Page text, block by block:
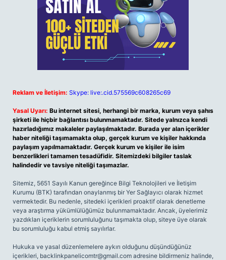
Reklam ve İletişim: Skype: live:.cid.575569c608265c69
Yasal Uyarı: Bu internet sitesi, herhangi bir marka, kurum veya şahıs
şirketi ile hiçbir bağlantısı bulunmamaktadır. Sitede yalnızca kendi
hazırladığımız makaleler paylaşılmaktadır. Burada yer alan içerikler
haber niteliği taşımamakta olup, gerçek kurum ve kişiler hakkında
paylaşım yapılmamaktadır. Gerçek kurum ve kişiler ile isim
benzerlikleri tamamen tesadüfidir. Sitemizdeki bilgiler taslak
halindedir ve tavsiye niteliği taşımazlar.
Sitemiz, 5651 Sayılı Kanun gereğince Bilgi Teknolojileri ve İletişim
Kurumu (BTK) tarafından onaylanmış bir Yer Sağlayıcı olarak hizmet
vermektedir. Bu nedenle, sitedeki içerikleri proaktif olarak denetleme
veya araştırma yükümlülüğümüz bulunmamaktadır. Ancak, üyelerimiz
yazdıkları içeriklerin sorumluluğunu taşımakta olup, siteye üye olarak
bu sorumluluğu kabul etmiş sayılırlar.
Hukuka ve yasal düzenlemelere aykırı olduğunu düşündüğünüz
içerikleri, backlinkpanelicomtr@gmail.com adresine bildirmeniz halinde,